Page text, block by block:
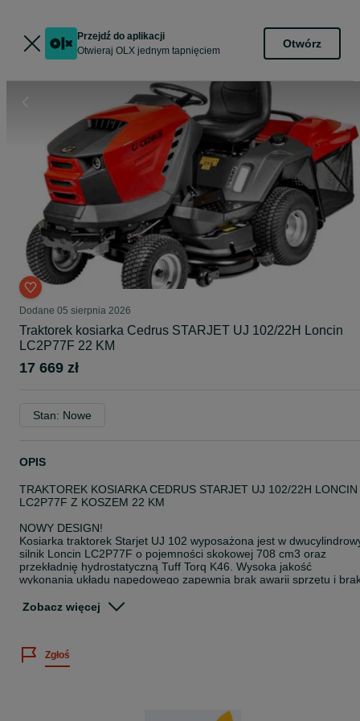
Przejdź do aplikacji
Otwieraj OLX jednym tapnięciem
Otwórz
Dodane 05 sierpnia 2026
Traktorek kosiarka Cedrus STARJET UJ 102/22H Loncin
LC2P77F 22 KM
17 669 zł
Stan: Nowe
OPIS
TRAKTOREK KOSIARKA CEDRUS STARJET UJ 102/22H LONCIN
LC2P77F Z KOSZEM 22 KM
NOWY DESIGN!
Kosiarka traktorek Starjet UJ 102 wyposażona jest w
silnik Loncin LC2P77F o pojemności skokowej 708 cm3 oraz
przekładnię hydrostatyczną Tuff Torq K46. Wysoka jakość
wykonania układu napędowego zapewnia brak awarii sprzętu i
długi czas. Traktorek Cedrus Starjet o szerokości koszenia 102 cm
jest regulowana w 7 pozycjach w zakresie 25 - 80 mm. Przy
zastosowaniu dodatkowych akcesoriów traktorek może być
maszyna poradzi sobie na śliskiej, oblodzonej powierzchni.
Zobacz więcej
Zgłoś